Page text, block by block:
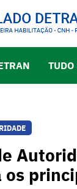
os